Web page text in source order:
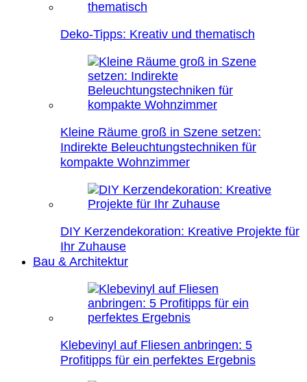
Deko-Tipps: Kreativ und thematisch
Kleine Räume groß in Szene setzen:
Indirekte Beleuchtungstechniken für
kompakte Wohnzimmer
DIY Kerzendekoration: Kreative Projekte für
Ihr Zuhause
Bau & Architektur
Klebevinyl auf Fliesen anbringen: 5
Profitipps für ein perfektes Ergebnis